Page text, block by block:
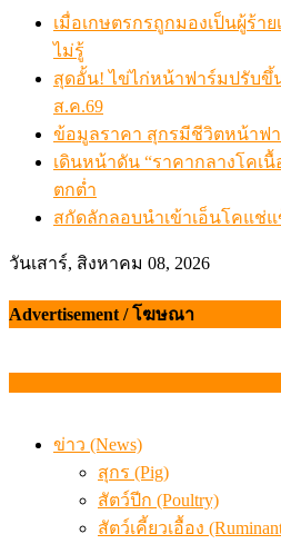
เมื่อเกษตรกรถูกมองเป็นผู้ร้า
ไม่รู้
สุดอั้น! ไข่ไก่หน้าฟาร์มปรับขึ้
ส.ค.69
ข้อมูลราคา สุกรมีชีวิตหน้าฟา
เดินหน้าดัน “ราคากลางโคเ
ตกต่ำ
สกัดลักลอบนำเข้าเอ็นโคแช่
วันเสาร์, สิงหาคม 08, 2026
Advertisement / โฆษณา
ข่าว (News)
สุกร (Pig)
สัตว์ปีก (Poultry)
สัตว์เคี้ยวเอื้อง